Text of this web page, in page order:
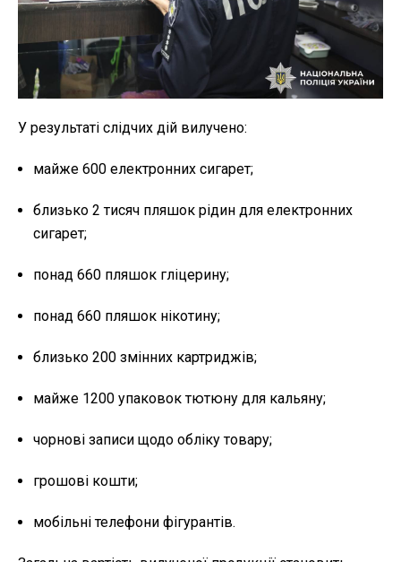
У результаті слідчих дій вилучено:
майже 600 електронних сигарет;
близько 2 тисяч пляшок рідин для електронних
сигарет;
понад 660 пляшок гліцерину;
понад 660 пляшок нікотину;
близько 200 змінних картриджів;
майже 1200 упаковок тютюну для кальяну;
чорнові записи щодо обліку товару;
грошові кошти;
мобільні телефони фігурантів.